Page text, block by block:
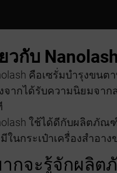
วกับ Nanolash
คือเซรั่มบำรุงขน
จากได้รับความนิยมจา
ใช้ได้ดีกับผลิตภัณ
ในกระเป๋าเครื่องสำอา
ากจะรู้จักผลิ